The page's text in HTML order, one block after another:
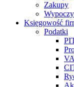
Zakupy
Księgowość
Podatki